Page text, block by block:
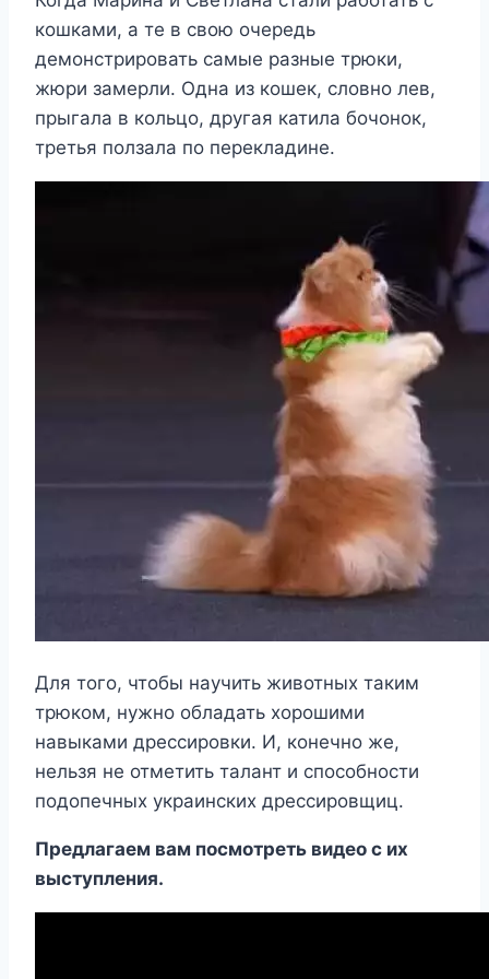
кошками, а те в свою очередь
демонстрировать самые разные трюки,
жюри замерли. Одна из кошек, словно лев,
прыгала в кольцо, другая катила бочонок,
третья ползала по перекладине.
Для того, чтобы научить животных таким
трюком, нужно обладать хорошими
навыками дрессировки. И, конечно же,
нельзя не отметить талант и способности
подопечных украинских дрессировщиц.
Предлагаем вам посмотреть видео с их
выступления.